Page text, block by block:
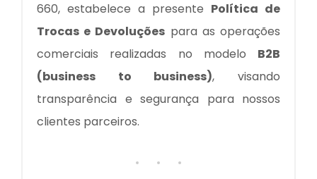
660, estabelece a presente Política de
Trocas e Devoluções para as operações
comerciais realizadas no modelo B2B
(business to business), visando
transparência e segurança para nossos
clientes parceiros.